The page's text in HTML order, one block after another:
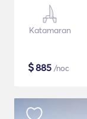
Katamaran
$885 /noc